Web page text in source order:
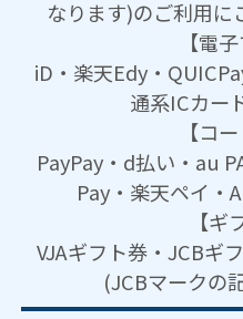
なります)のご利用に
【電
iD・楽天Edy・
通系ICカー
【コ
PayPay・d払い・au
Pay・楽天ペイ・
【ギ
VJAギフト券・JCBギ
(JCBマークの